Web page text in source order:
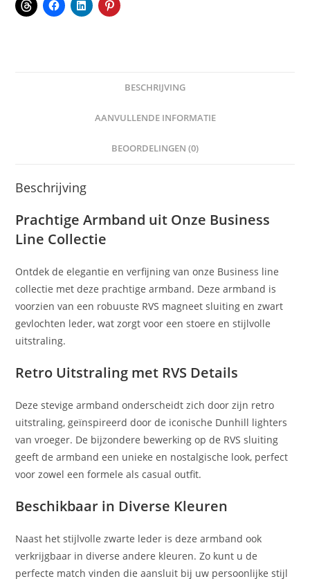
BESCHRIJVING
AANVULLENDE INFORMATIE
BEOORDELINGEN (0)
Beschrijving
Prachtige Armband uit Onze Business
Line Collectie
Ontdek de elegantie en verfijning van onze Business line
collectie met deze prachtige armband. Deze armband is
voorzien van een robuuste RVS magneet sluiting en zwart
gevlochten leder, wat zorgt voor een stoere en stijlvolle
uitstraling.
Retro Uitstraling met RVS Details
Deze stevige armband onderscheidt zich door zijn retro
uitstraling, geïnspireerd door de iconische Dunhill lighters
van vroeger. De bijzondere bewerking op de RVS sluiting
geeft de armband een unieke en nostalgische look, perfect
voor zowel een formele als casual outfit.
Beschikbaar in Diverse Kleuren
Naast het stijlvolle zwarte leder is deze armband ook
verkrijgbaar in diverse andere kleuren. Zo kunt u de
perfecte match vinden die aansluit bij uw persoonlijke stijl